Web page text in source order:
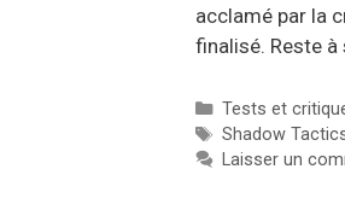
acclamé par la
finalisé. Reste
Catégories
Tests et
Étiquettes
Shadow
Laisser un